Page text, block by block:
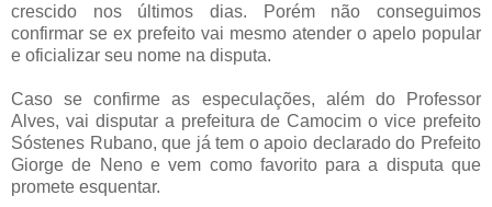
crescido nos últimos dias. Porém não conseguimos
confirmar se ex prefeito vai mesmo atender o apelo popular
e oficializar seu nome na disputa.
Caso se confirme as especulações, além do Professor
Alves, vai disputar a prefeitura de Camocim o vice prefeito
Sóstenes Rubano, que já tem o apoio declarado do Prefeito
Giorge de Neno e vem como favorito para a disputa que
promete esquentar.